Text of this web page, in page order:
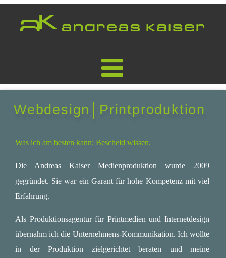
Webdesign│Printproduktion
Was ich am besten kann: Bescheid wissen.
Die Andreas Kaiser Medienproduktion wurde 2009
gegründet. Sie war ein Garant für hohe Kompetenz mit viel
Erfahrung.
Als Produktionsagentur für Printmedien und Internetdesign
übernahm ich die Unternehmens-Kommunikation. Ich wollte
in der Produktion zielgerichtet beraten und meine